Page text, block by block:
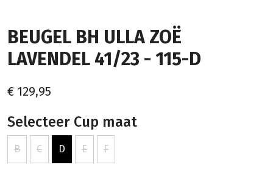
BEUGEL BH ULLA ZOË
LAVENDEL 41/23 - 115-D
€ 129,95
Selecteer Cup maat
B C D E F